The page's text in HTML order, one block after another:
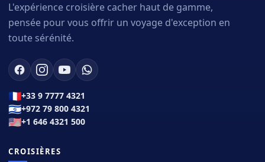
L'expérience croisière cacher haut de gamme,
pensée pour vous offrir un voyage d'exception en
toute sérénité.
🇫🇷+33 9 7777 4321
🇮🇱+972 79 800 4321
🇺🇸+1 646 4321 500
CROISIÈRES